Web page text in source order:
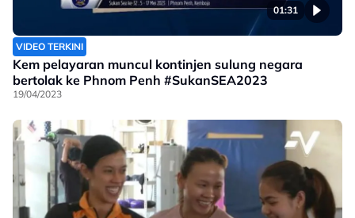
01:31
VIDEO TERKINI
Kem pelayaran muncul kontinjen sulung negara
bertolak ke Phnom Penh #SukanSEA2023
19/04/2023